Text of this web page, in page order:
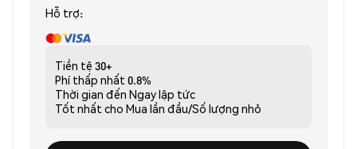
Hỗ trợ:
Tiền tệ 30+
Phí thấp nhất 0.8%
Thời gian đến Ngay lập tức
Tốt nhất cho Mua lần đầu/Số lượng nhỏ